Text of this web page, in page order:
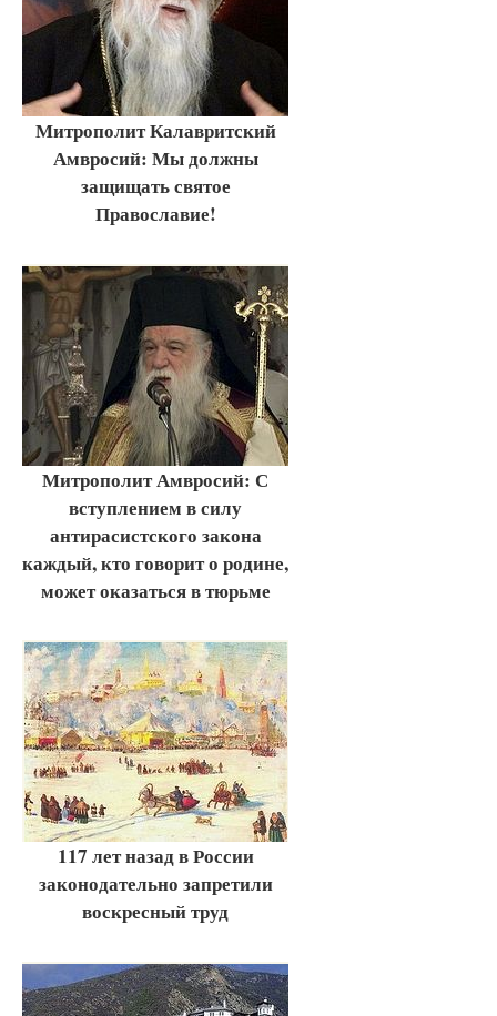
Митрополит Калавритский
Амвросий: Мы должны
защищать святое
Православие!
Митрополит Амвросий: С
вступлением в силу
антирасистского закона
каждый, кто говорит о родине,
может оказаться в тюрьме
117 лет назад в России
законодательно запретили
воскресный труд